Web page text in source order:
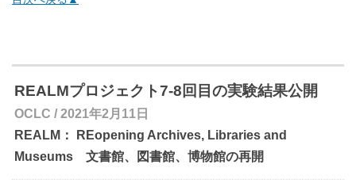
REALMプロジェクト7-8回目の実験結果公開
OCLC / 2021年2月11日
REALM： REopening Archives, Libraries and
Museums 文書館、図書館、博物館の再開